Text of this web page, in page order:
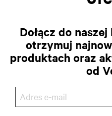
Dołącz do
otrzymuj
produktach oraz
od